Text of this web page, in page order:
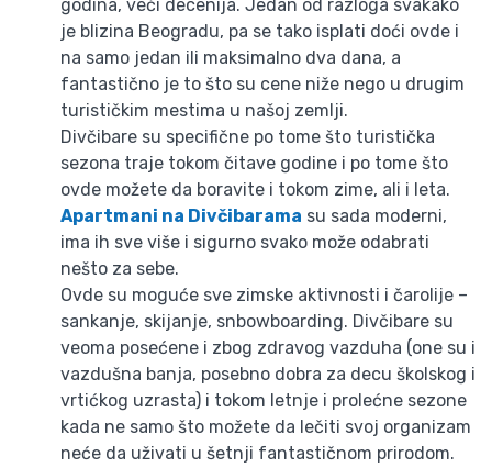
godina, veći decenija. Jedan od razloga svakako
je blizina Beogradu, pa se tako isplati doći ovde i
na samo jedan ili maksimalno dva dana, a
fantastično je to što su cene niže nego u drugim
turističkim mestima u našoj zemlji.
Divčibare su specifične po tome što turistička
sezona traje tokom čitave godine i po tome što
ovde možete da boravite i tokom zime, ali i leta.
Apartmani na Divčibarama su sada moderni,
ima ih sve više i sigurno svako može odabrati
nešto za sebe.
Ovde su moguće sve zimske aktivnosti i čarolije –
sankanje, skijanje, snbowboarding. Divčibare su
veoma posećene i zbog zdravog vazduha (one su i
vazdušna banja, posebno dobra za decu školskog i
vrtićkog uzrasta) i tokom letnje i prolećne sezone
kada ne samo što možete da lečiti svoj organizam
neće da uživati u šetnji fantastičnom prirodom.